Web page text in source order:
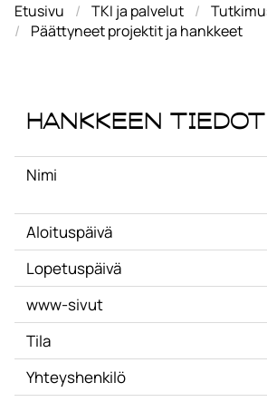
Etusivu TKI ja palvelut
Päättyneet projektit ja hankkeet
Hankkeen tiedot
Nimi
Aloituspäivä
Lopetuspäivä
www-sivut
Tila
Yhteyshenkilö